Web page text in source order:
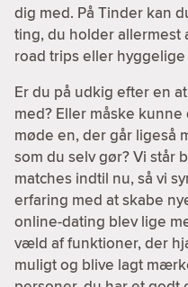
dig med. På Tinder kan
ting, du holder allermest
road trips eller
Er du på udkig efter en
med? Eller måske
møde en, der går ligeså
som du selv gør? Vi står
matches indtil nu, så vi
erfaring med at skabe
online-dating blev lige
væld af funktioner, der
muligt og blive lagt